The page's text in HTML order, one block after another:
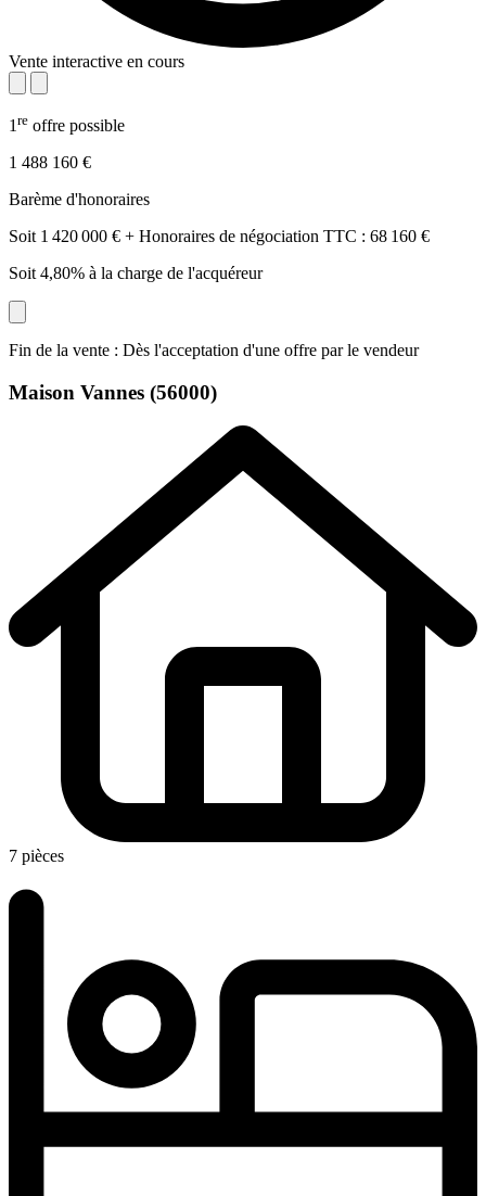
Vente interactive en cours
1 re offre possible
1 488 160 €
Barème d'honoraires
Soit 1 420 000 € + Honoraires de négociation TTC : 68 160 €
Soit 4,80% à la charge de l'acquéreur
Fin de la vente : Dès l'acceptation d'une offre par le vendeur
Maison Vannes (56000)
7 pièces